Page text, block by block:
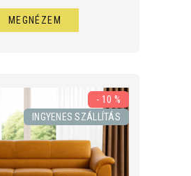
MEGNÉZEM
- 10 %
INGYENES SZÁLLÍTÁS